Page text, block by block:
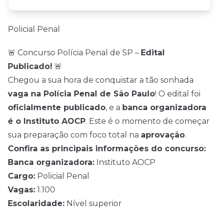
Policial Penal
🚨 Concurso Polícia Penal de SP – Edital
Publicado! 🚨
Chegou a sua hora de conquistar a tão sonhada
vaga na Polícia Penal de São Paulo! O edital foi
oficialmente publicado, e a banca organizadora
é o Instituto AOCP. Este é o momento de começar
sua preparação com foco total na aprovação.
Confira as principais informações do concurso:
Banca organizadora: Instituto AOCP
Cargo: Policial Penal
Vagas: 1.100
Escolaridade: Nível superior